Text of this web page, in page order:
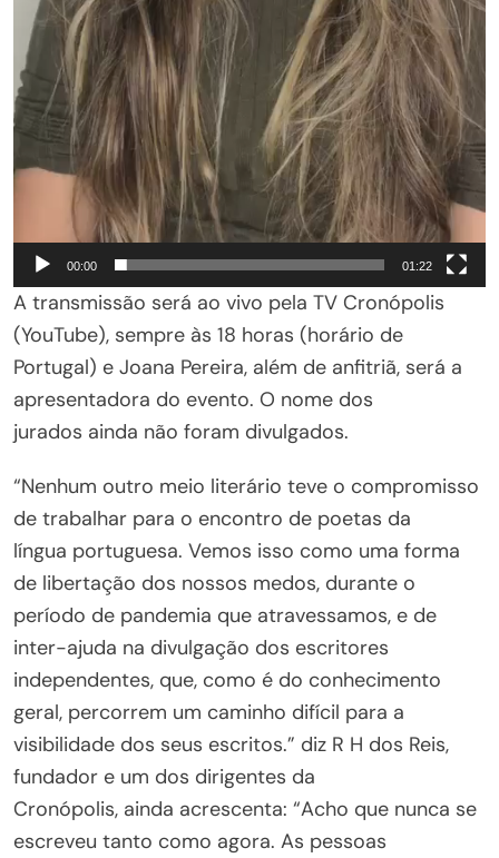
00:00 01:22
A transmissão será ao vivo pela TV Cronópolis
(YouTube), sempre às 18 horas (horário de
Portugal) e Joana Pereira, além de anfitriã, será a
apresentadora do evento. O nome dos
jurados ainda não foram divulgados.
“Nenhum outro meio literário teve o compromisso
de trabalhar para o encontro de poetas da
língua portuguesa. Vemos isso como uma forma
de libertação dos nossos medos, durante o
período de pandemia que atravessamos, e de
inter-ajuda na divulgação dos escritores
independentes, que, como é do conhecimento
geral, percorrem um caminho difícil para a
visibilidade dos seus escritos.” diz R H dos Reis,
fundador e um dos dirigentes da
Cronópolis, ainda acrescenta: “Acho que nunca se
escreveu tanto como agora. As pessoas